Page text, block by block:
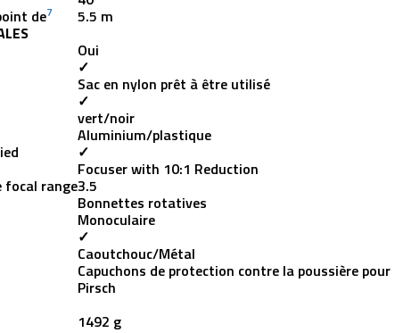
de7 5.5 m
Oui
✓
Sac en nylon prêt à être utilisé
✓
vert/noir
Aluminium/plastique
✓
Focuser with 10:1 Reduction
focal range3.5
Bonnettes rotatives
Monoculaire
✓
Caoutchouc/Métal
Capuchons de protection contre la poussière
Pirsch
1492 g